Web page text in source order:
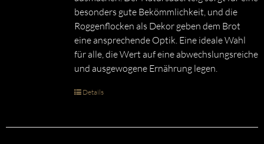
besonders gute Bekömmlichkeit, und die
Roggenflocken als Dekor geben dem Brot
eine ansprechende Optik. Eine ideale Wahl
für alle, die Wert auf eine abwechslungsreiche
und ausgewogene Ernährung legen.
Details